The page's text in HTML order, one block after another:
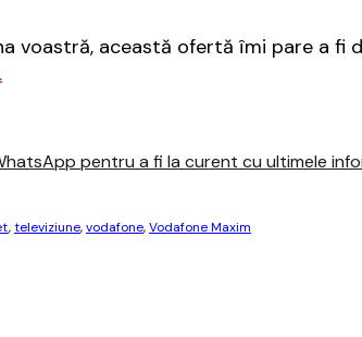
voastră, această ofertă îmi pare a fi
pentru a fi la curent cu ultimele
,televiziune,vodafone,Vodafone Maxim